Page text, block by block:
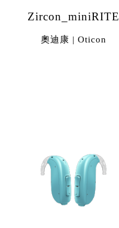
Zircon_miniRITE
奧迪康 | Oticon